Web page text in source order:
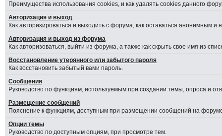
Преимущества использования cookies, и как удалять cookies данного
Авторизация и выход
Как авторизироваться и выходить с форума, как оставаться анонимным
Авторизация и выход из форума
Как авторизоваться, выйти из форума, а также как скрыть свое имя из
Восстановление утерянного или забытого пароля
Как восстановить забытый вами пароль.
Сообщения
Руководство по функциям, используемым при создании темы, опроса и
Размещение сообщений
Пояснение к функциям, доступным при размещении сообщений на
Опции темы
Руководство по доступным опциям, при просмотре тем.